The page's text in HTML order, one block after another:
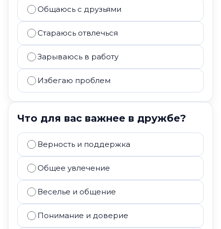
Общаюсь с друзьями
Стараюсь отвлечься
Зарываюсь в работу
Избегаю проблем
Что для вас важнее в дружбе?
Верность и поддержка
Общее увлечение
Веселье и общение
Понимание и доверие